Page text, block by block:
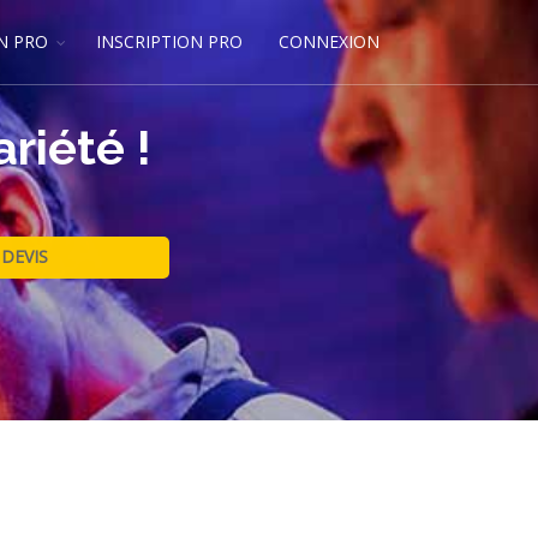
PRO INSCRIPTION PRO CONNEXION
!